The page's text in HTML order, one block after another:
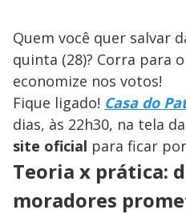
Quem você quer salvar
quinta (28)? Corra para o
economize nos votos!
Fique ligado! Casa do
dias, às 22h30, na tela da
site oficial para ficar
Teoria x prática:
moradores